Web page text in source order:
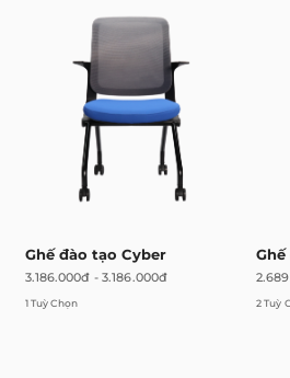
Ghế đào tạo Cyber
3.186.000đ - 3.186.000đ
1 Tuỳ Chọn 2 Tuỳ